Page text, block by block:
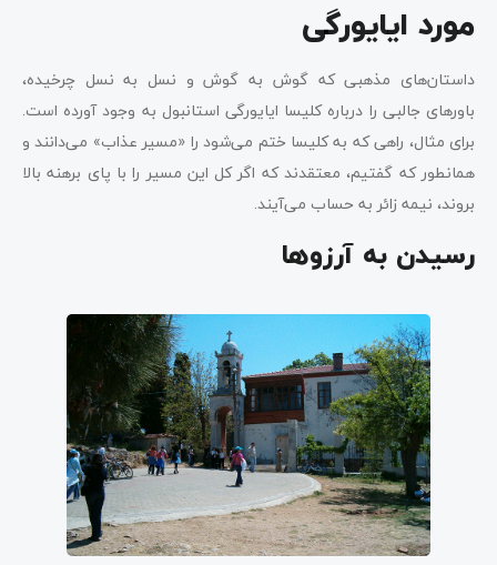
مورد ایایورگی
داستان‌های مذهبی که گوش به گوش و نسل به نسل چرخیده،
باورهای جالبی را درباره کلیسا ایایورگی استانبول به وجود آورده است.
برای مثال، راهی که به کلیسا ختم می‌شود را «مسیر عذاب» می‌دانند و
همانطور که گفتیم، معتقدند که اگر کل این مسیر را با پای برهنه بالا
بروند، نیمه زائر به حساب می‌آیند.
رسیدن به آرزوها